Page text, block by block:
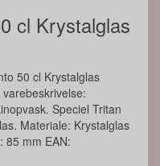
cl Krystalglas
50 cl Krystalglas
Speciel Tritan
Materiale: Krystalglas
85 mm EAN: